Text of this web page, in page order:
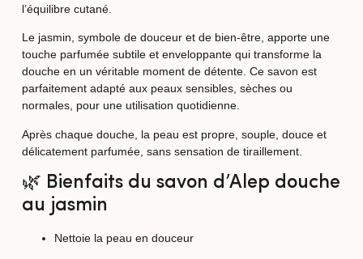
l’équilibre cutané.
Le jasmin, symbole de douceur et de bien-être, apporte une
touche parfumée subtile et enveloppante qui transforme la
douche en un véritable moment de détente. Ce savon est
parfaitement adapté aux peaux sensibles, sèches ou
normales, pour une utilisation quotidienne.
Après chaque douche, la peau est propre, souple, douce et
délicatement parfumée, sans sensation de tiraillement.
🌿 Bienfaits du savon d’Alep douche
au jasmin
Nettoie la peau en douceur